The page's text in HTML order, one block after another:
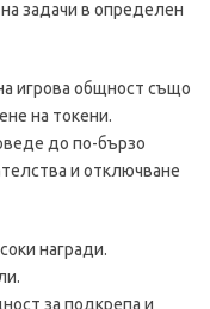
задачи в определен
игрова общност също
на токени.
до по-бързо
и отключване
награди.
за подкрепа и